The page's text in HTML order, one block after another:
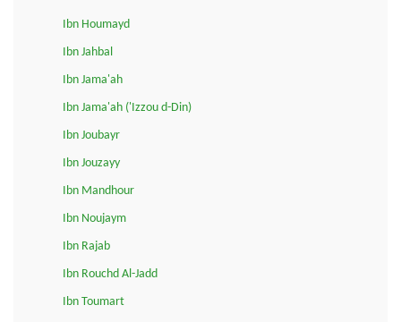
Ibn Houmayd
Ibn Jahbal
Ibn Jama'ah
Ibn Jama'ah ('Izzou d-Din)
Ibn Joubayr
Ibn Jouzayy
Ibn Mandhour
Ibn Noujaym
Ibn Rajab
Ibn Rouchd Al-Jadd
Ibn Toumart